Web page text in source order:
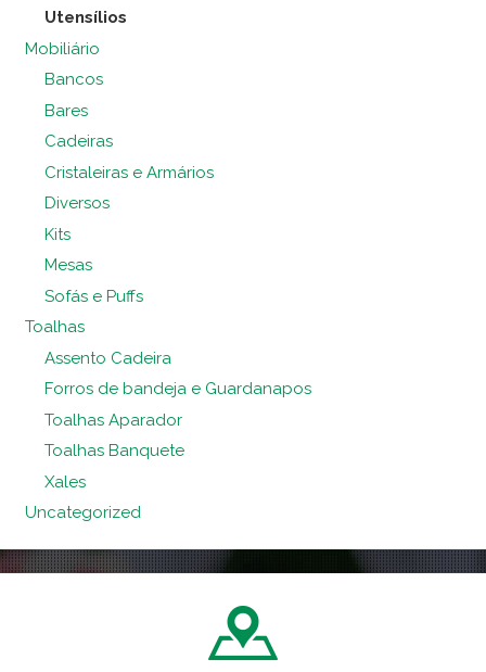
Utensílios
Mobiliário
Bancos
Bares
Cadeiras
Cristaleiras e Armários
Diversos
Kits
Mesas
Sofás e Puffs
Toalhas
Assento Cadeira
Forros de bandeja e Guardanapos
Toalhas Aparador
Toalhas Banquete
Xales
Uncategorized